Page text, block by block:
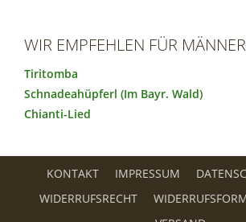
WIR EMPFEHLEN FÜR
Tiritomba
Schnadeahüpferl (Im Bayr. Wald)
Chianti-Lied
KONTAKT IMPRESSUM
WIDERRUFSRECHT